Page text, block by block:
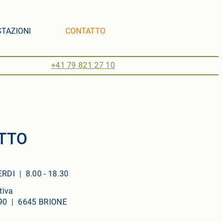
CONTATTO
+41 79 821 27 10
| 8.00 - 18.30
| 6645 BRIONE